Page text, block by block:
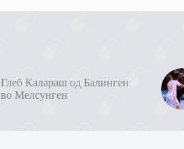
Глеб Калараш од Балинген
во Мелсунген